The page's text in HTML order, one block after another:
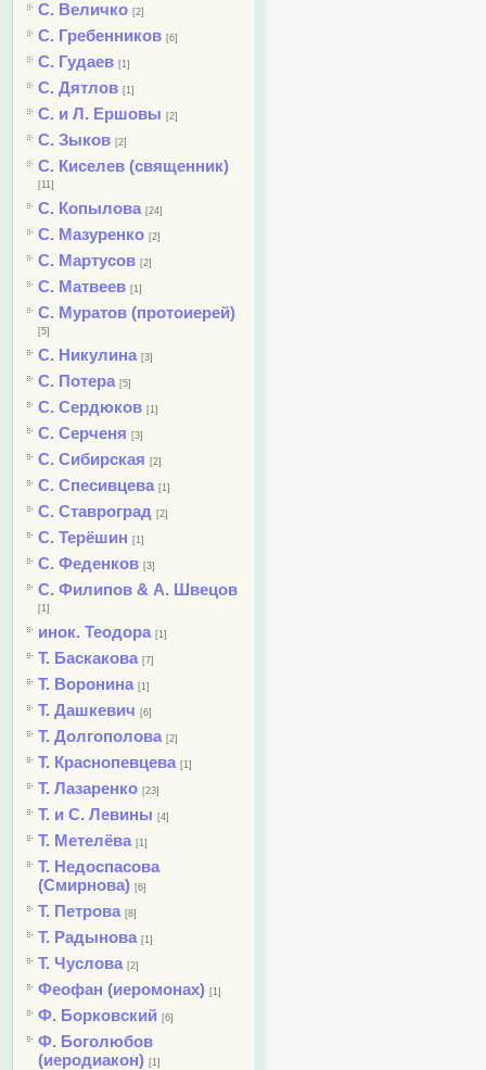
С. Величко [2]
С. Гребенников [6]
С. Гудаев [1]
С. Дятлов [1]
С. и Л. Ершовы [2]
С. Зыков [2]
С. Киселев (священник)
[11]
С. Копылова [24]
С. Мазуренко [2]
С. Мартусов [2]
С. Матвеев [1]
С. Муратов (протоиерей)
[5]
С. Никулина [3]
С. Потера [5]
С. Сердюков [1]
С. Серченя [3]
С. Сибирская [2]
С. Спесивцева [1]
С. Ставроград [2]
С. Терёшин [1]
С. Феденков [3]
С. Филипов & А. Швецов
[1]
инок. Теодора [1]
Т. Баскакова [7]
Т. Воронина [1]
Т. Дашкевич [6]
Т. Долгополова [2]
Т. Краснопевцева [1]
Т. Лазаренко [23]
Т. и С. Левины [4]
Т. Метелёва [1]
Т. Недоспасова
(Смирнова) [6]
Т. Петрова [8]
Т. Радынова [1]
Т. Чуслова [2]
Феофан (иеромонах) [1]
Ф. Борковский [6]
Ф. Боголюбов
(иеродиакон) [1]